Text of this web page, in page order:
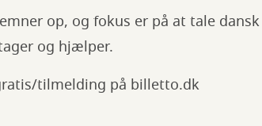
op, og fokus er på at tale
og hjælper.
tilmelding på billetto.dk